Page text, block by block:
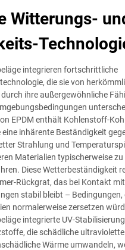
Witterungs-
integrieren fortschrittliche
die sie von
ihre außergewöhnliche
EPDM enthält Kohlenstoff-
eine inhärente Beständigkeit
Strahlung und
Materialien typischerweise zu
Diese Wetterbeständigkeit
Rückgrat, das bei Kontakt mit
stabil bleibt – Bedingungen,
normalerweise zersetzen
integrierte UV-
die schädliche ultraviolette
Wärme umwandeln,